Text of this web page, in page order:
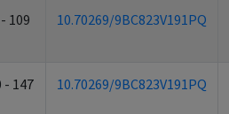
109 10.70269/9BC823V191PQ
- 147 10.70269/9BC823V191PQ